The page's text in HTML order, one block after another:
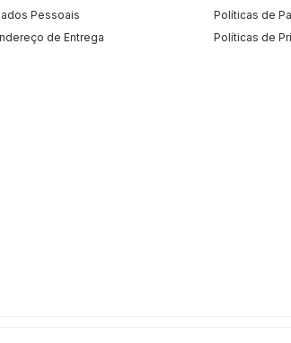
Pessoais
de Entrega
Políticas de
Políticas de